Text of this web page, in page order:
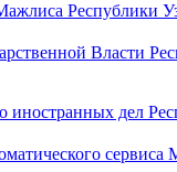
Республики
Власти
иностранных дел